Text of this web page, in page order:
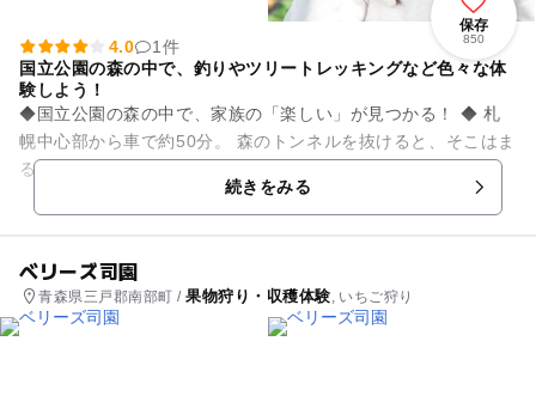
保存
850
4.0
1件
国立公園の森の中で、釣りやツリートレッキングなど色々な体
験しよう！
◆国立公園の森の中で、家族の「楽しい」が見つかる！ ◆ 札
幌中心部から車で約50分。 森のトンネルを抜けると、そこはま
続きをみる
ベリーズ司園
青森県三戸郡南部町 /果物狩り・収穫体験 , いちご狩り